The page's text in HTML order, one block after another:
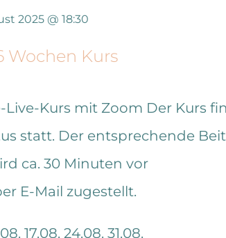
Wochen Kurs
2025 @ 18:30
Kurs mit Zoom Der Kurs
statt. Der entsprechende
ca. 30 Minuten vor
E-Mail zugestellt.
17.08. 24.08. 31.08.